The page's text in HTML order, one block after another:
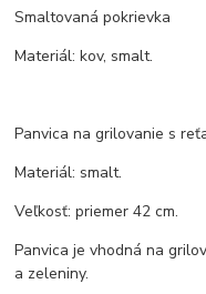
Smaltovaná pokrievka
Materiál: kov, smalt.
Panvica na grilovanie s
Materiál: smalt.
Veľkosť: priemer 42 cm.
Panvica je vhodná na
a zeleniny.